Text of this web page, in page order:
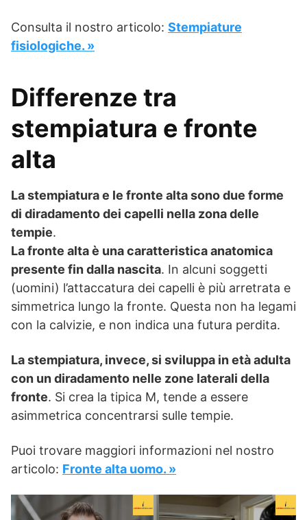
Consulta il nostro articolo: Stempiature
fisiologiche. »
Differenze tra
stempiatura e fronte
alta
La stempiatura e le fronte alta sono due forme
di diradamento dei capelli nella zona delle
tempie.
La fronte alta è una caratteristica anatomica
presente fin dalla nascita. In alcuni soggetti
(uomini) l’attaccatura dei capelli è più arretrata e
simmetrica lungo la fronte. Questa non ha legami
con la calvizie, e non indica una futura perdita.
La stempiatura, invece, si sviluppa in età adulta
con un diradamento nelle zone laterali della
fronte. Si crea la tipica M, tende a essere
asimmetrica concentrarsi sulle tempie.
Puoi trovare maggiori informazioni nel nostro
articolo: Fronte alta uomo. »